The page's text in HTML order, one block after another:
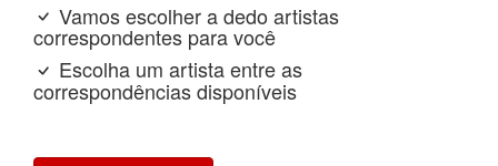
Vamos escolher a dedo artistas
correspondentes para você
Escolha um artista entre as
correspondências disponíveis